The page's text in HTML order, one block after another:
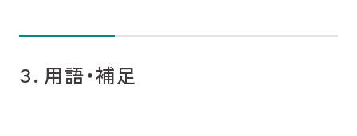
3．用語・補足